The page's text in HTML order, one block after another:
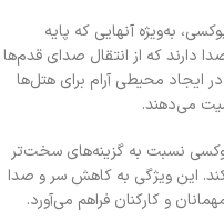
، به‌ویژه آنهایی که پایه
دارند که از انتقال صدای قدم‌ها
ایجاد محیطی آرام برای هتل‌ها
می‌دهند.
نسبت به گزینه‌های سخت‌تر
این ویژگی به کاهش سر و صدا
و کارکنان فراهم می‌آورد.